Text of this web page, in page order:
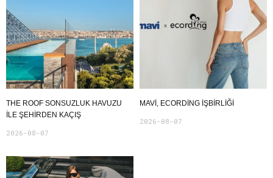
THE ROOF SONSUZLUK HAVUZU
ILE ŞEHIRDEN KAÇIŞ
2026-08-07
MAVI, ECORDING IŞBIRLIĞI
2026-08-07